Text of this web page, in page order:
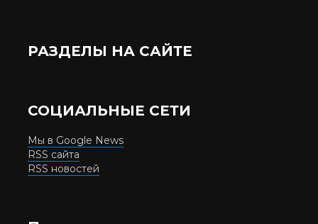
РАЗДЕЛЫ НА САЙТЕ
СОЦИАЛЬНЫЕ СЕТИ
Мы в Google News
RSS сайта
RSS новостей